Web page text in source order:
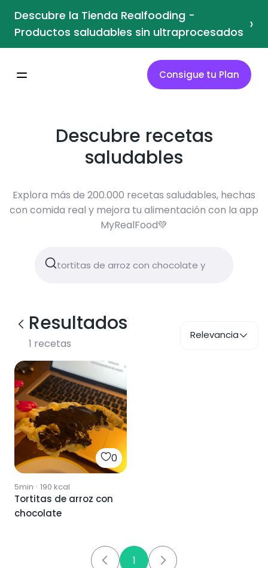
Descubre la Tienda Realfooding -
Productos saludables sin ultraprocesados ›
Consigue tu Plan
Descubre recetas
saludables
Explora más de 200.000 recetas saludables, hechas
con comida real y mejora tu alimentación con la app
MyRealFood💚
Resultados
1 recetas
Relevancia
0
5min · 190 kcal
Tortitas de arroz con
chocolate
1